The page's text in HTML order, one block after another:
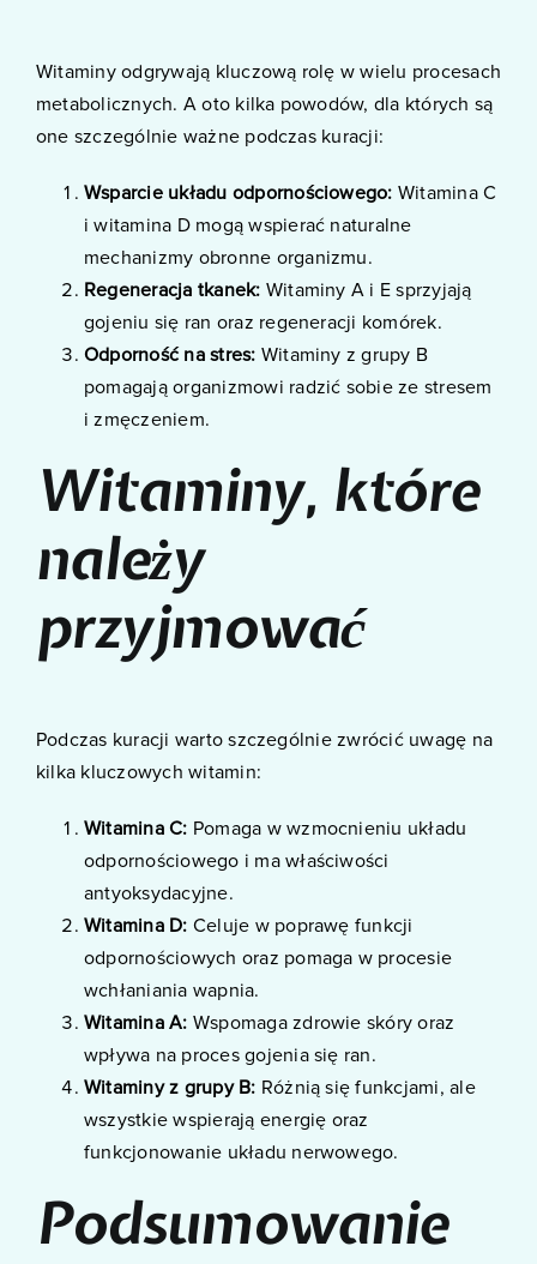
Witaminy odgrywają kluczową rolę w wielu procesach
metabolicznych. A oto kilka powodów, dla których są
one szczególnie ważne podczas kuracji:
Wsparcie układu odpornościowego: Witamina C
i witamina D mogą wspierać naturalne
mechanizmy obronne organizmu.
Regeneracja tkanek: Witaminy A i E sprzyjają
gojeniu się ran oraz regeneracji komórek.
Odporność na stres: Witaminy z grupy B
pomagają organizmowi radzić sobie ze stresem
i zmęczeniem.
Witaminy, które
należy
przyjmować
Podczas kuracji warto szczególnie zwrócić uwagę na
kilka kluczowych witamin:
Witamina C: Pomaga w wzmocnieniu układu
odpornościowego i ma właściwości
antyoksydacyjne.
Witamina D: Celuje w poprawę funkcji
odpornościowych oraz pomaga w procesie
wchłaniania wapnia.
Witamina A: Wspomaga zdrowie skóry oraz
wpływa na proces gojenia się ran.
Witaminy z grupy B: Różnią się funkcjami, ale
wszystkie wspierają energię oraz
funkcjonowanie układu nerwowego.
Podsumowanie